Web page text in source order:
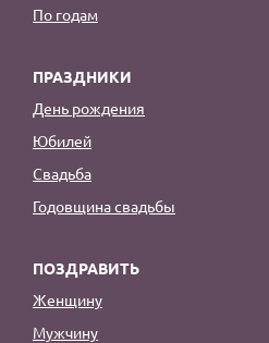
По годам
ПРАЗДНИКИ
День рождения
Юбилей
Свадьба
Годовщина свадьбы
ПОЗДРАВИТЬ
Женщину
Мужчину